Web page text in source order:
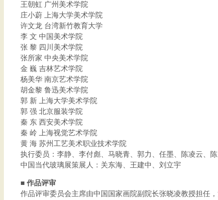
王朝虹 广州美术学院
庄小蔚 上海大学美术学院
许文龙 台湾新竹教育大学
李 文 中国美术学院
张 黎 四川美术学院
张所家 中央美术学院
金 巍 吉林艺术学院
杨美华 南京艺术学院
胡金黎 鲁迅美术学院
郭 新 上海大学美术学院
郭 强 北京服装学院
秦 东 西安美术学院
秦 岭 上海视觉艺术学院
黄 海 苏州工艺美术职业技术学院
执行委员：李静、李付彪、马晓青、郭力、任墨、陈凌云、
中国当代玻璃展策展人：关东海、王建中、刘立宇
■ 作品评审
作品评审委员会主席由中国国家画院副院长张晓凌教授担任